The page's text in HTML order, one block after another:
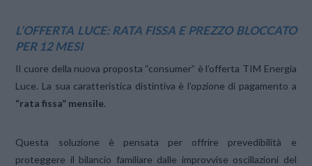
L’OFFERTA LUCE: RATA FISSA E PREZZO BLOCCATO
PER 12 MESI
Il cuore della nuova proposta “consumer” è l’offerta TIM Energia
Luce. La sua caratteristica distintiva è l’opzione di pagamento a
“rata fissa” mensile.
Questa soluzione è pensata per offrire prevedibilità e
proteggere il bilancio familiare dalle improvvise oscillazioni del